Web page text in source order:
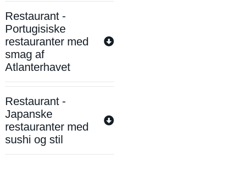
Restaurant -
Portugisiske
restauranter med
smag af
Atlanterhavet
Restaurant -
Japanske
restauranter med
sushi og stil